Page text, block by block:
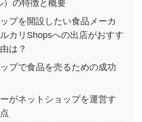
）の特徴と概要
プを開設したい食品メーカ
カリShopsへの出店がおすす
は？
プで食品を売るための成功
がネットショップを運営す